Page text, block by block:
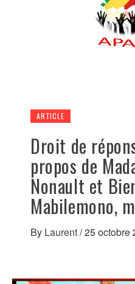
ARTICLE
Droit de
propos de
Nonault et
Mabilemono,
By Laurent/25 octobre